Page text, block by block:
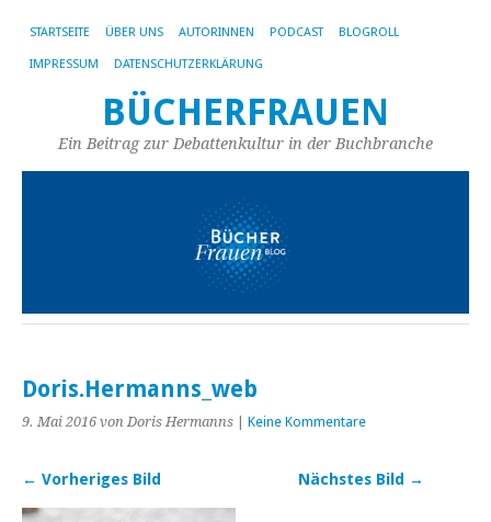
STARTSEITE ÜBER UNS AUTORINNEN PODCAST BLOGROLL
IMPRESSUM DATENSCHUTZERKLÄRUNG
BÜCHERFRAUEN
Ein Beitrag zur Debattenkultur in der Buchbranche
Doris.Hermanns_web
9. Mai 2016 von Doris Hermanns | Keine Kommentare
← Vorheriges Bild Nächstes Bild →